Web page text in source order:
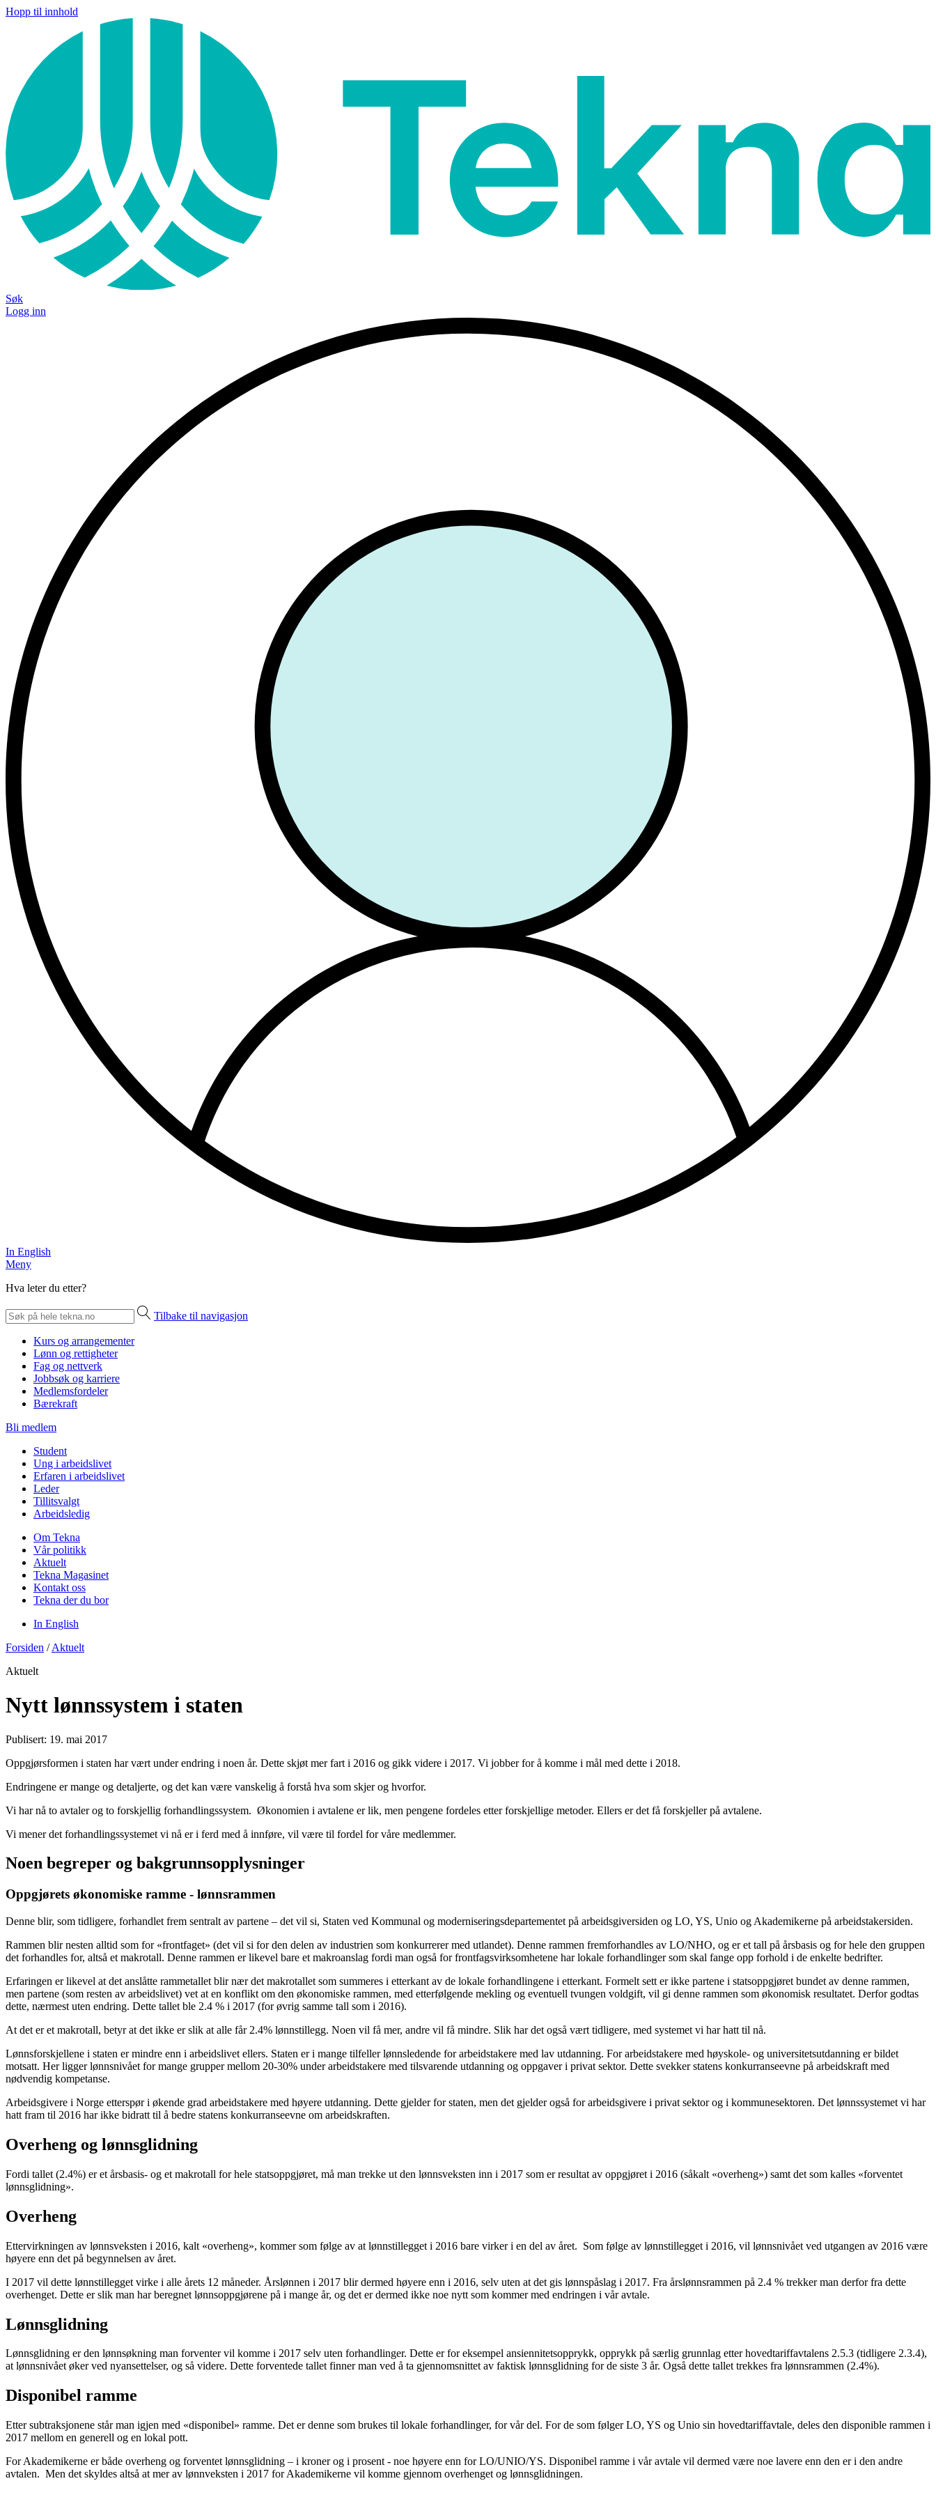
Hopp til innhold
Søk
Logg inn
In English
Meny
Hva leter du etter?
Tilbake til navigasjon
Kurs og arrangementer
Lønn og rettigheter
Fag og nettverk
Jobbsøk og karriere
Medlemsfordeler
Bærekraft
Bli medlem
Student
Ung i arbeidslivet
Erfaren i arbeidslivet
Leder
Tillitsvalgt
Arbeidsledig
Om Tekna
Vår politikk
Aktuelt
Tekna Magasinet
Kontakt oss
Tekna der du bor
In English
Forsiden / Aktuelt
Aktuelt
Nytt lønnssystem i staten
Publisert: 19. mai 2017
Oppgjørsformen i staten har vært under endring i noen år. Dette skjøt mer fart i 2016 og gikk videre i 2017. Vi jobber for å komme i mål med dette i 2018.
Endringene er mange og detaljerte, og det kan være vanskelig å forstå hva som skjer og hvorfor.
Vi har nå to avtaler og to forskjellig forhandlingssystem. Økonomien i avtalene er lik, men pengene fordeles etter forskjellige metoder. Ellers er det få forskjeller på avtalene.
Vi mener det forhandlingssystemet vi nå er i ferd med å innføre, vil være til fordel for våre medlemmer.
Noen begreper og bakgrunnsopplysninger
Oppgjørets økonomiske ramme - lønnsrammen
Denne blir, som tidligere, forhandlet frem sentralt av partene – det vil si, Staten ved Kommunal og moderniseringsdepartementet på arbeidsgiversiden og LO, YS, Unio og Akademikerne på arbeidstakersiden.
Rammen blir nesten alltid som for «frontfaget» (det vil si for den delen av industrien som konkurrerer med utlandet). Denne rammen fremforhandles av LO/NHO, og er et tall på årsbasis og for hele den gruppen
det forhandles for, altså et makrotall. Denne rammen er likevel bare et makroanslag fordi man også for frontfagsvirksomhetene har lokale forhandlinger som skal fange opp forhold i de enkelte bedrifter.
Erfaringen er likevel at det anslåtte rammetallet blir nær det makrotallet som summeres i etterkant av de lokale forhandlingene i etterkant. Formelt sett er ikke partene i statsoppgjøret bundet av denne rammen,
men partene (som resten av arbeidslivet) vet at en konflikt om den økonomiske rammen, med etterfølgende mekling og eventuell tvungen voldgift, vil gi denne rammen som økonomisk resultatet. Derfor godtas
dette, nærmest uten endring. Dette tallet ble 2.4 % i 2017 (for øvrig samme tall som i 2016).
At det er et makrotall, betyr at det ikke er slik at alle får 2.4% lønnstillegg. Noen vil få mer, andre vil få mindre. Slik har det også vært tidligere, med systemet vi har hatt til nå.
Lønnsforskjellene i staten er mindre enn i arbeidslivet ellers. Staten er i mange tilfeller lønnsledende for arbeidstakere med lav utdanning. For arbeidstakere med høyskole- og universitetsutdanning er bildet
motsatt. Her ligger lønnsnivået for mange grupper mellom 20-30% under arbeidstakere med tilsvarende utdanning og oppgaver i privat sektor. Dette svekker statens konkurranseevne på arbeidskraft med
nødvendig kompetanse.
Arbeidsgivere i Norge etterspør i økende grad arbeidstakere med høyere utdanning. Dette gjelder for staten, men det gjelder også for arbeidsgivere i privat sektor og i kommunesektoren. Det lønnssystemet vi har
hatt fram til 2016 har ikke bidratt til å bedre statens konkurranseevne om arbeidskraften.
Overheng og lønnsglidning
Fordi tallet (2.4%) er et årsbasis- og et makrotall for hele statsoppgjøret, må man trekke ut den lønnsveksten inn i 2017 som er resultat av oppgjøret i 2016 (såkalt «overheng») samt det som kalles «forventet
lønnsglidning».
Overheng
Ettervirkningen av lønnsveksten i 2016, kalt «overheng», kommer som følge av at lønnstillegget i 2016 bare virker i en del av året. Som følge av lønnstillegget i 2016, vil lønnsnivået ved utgangen av 2016 være
høyere enn det på begynnelsen av året.
I 2017 vil dette lønnstillegget virke i alle årets 12 måneder. Årslønnen i 2017 blir dermed høyere enn i 2016, selv uten at det gis lønnspåslag i 2017. Fra årslønnsrammen på 2.4 % trekker man derfor fra dette
overhenget. Dette er slik man har beregnet lønnsoppgjørene på i mange år, og det er dermed ikke noe nytt som kommer med endringen i vår avtale.
Lønnsglidning
Lønnsglidning er den lønnsøkning man forventer vil komme i 2017 selv uten forhandlinger. Dette er for eksempel ansiennitetsopprykk, opprykk på særlig grunnlag etter hovedtariffavtalens 2.5.3 (tidligere 2.3.4),
at lønnsnivået øker ved nyansettelser, og så videre. Dette forventede tallet finner man ved å ta gjennomsnittet av faktisk lønnsglidning for de siste 3 år. Også dette tallet trekkes fra lønnsrammen (2.4%).
Disponibel ramme
Etter subtraksjonene står man igjen med «disponibel» ramme. Det er denne som brukes til lokale forhandlinger, for vår del. For de som følger LO, YS og Unio sin hovedtariffavtale, deles den disponible rammen i
2017 mellom en generell og en lokal pott.
For Akademikerne er både overheng og forventet lønnsglidning – i kroner og i prosent - noe høyere enn for LO/UNIO/YS. Disponibel ramme i vår avtale vil dermed være noe lavere enn den er i den andre
avtalen. Men det skyldes altså at mer av lønnveksten i 2017 for Akademikerne vil komme gjennom overhenget og lønnsglidningen.